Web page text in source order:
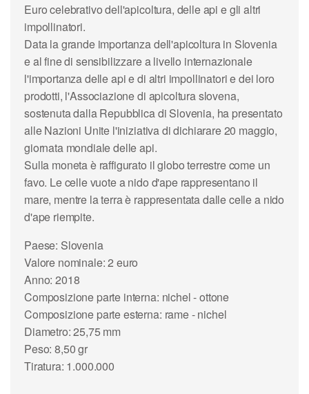
Euro celebrativo dell'apicoltura, delleapi e gli altri
impollinatori.
Data la grande importanza dell'apicoltura in Slovenia
e al fine di sensibilizzare a livello internazionale
l'importanza delle api e di altri impollinatori e dei loro
prodotti, l'Associazione di apicoltura slovena,
sostenuta dalla Repubblica di Slovenia, ha presentato
alle Nazioni Unite l'iniziativa di dichiarare20 maggio,
giornata mondiale delle api.
Sulla moneta è raffigurato ilglobo terrestrecome un
favo. Le celle vuote anido d'aperappresentano il
mare, mentre la terra è rappresentata dalle celle a nido
d'ape riempite.
Paese: Slovenia
Valore nominale: 2 euro
Anno: 2018
Composizione parte interna: nichel - ottone
Composizione parte esterna: rame - nichel
Diametro: 25,75 mm
Peso: 8,50 gr
Tiratura: 1.000.000